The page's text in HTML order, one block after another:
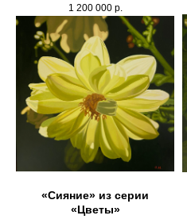
1 200 000 р.
«Сияние» из серии
«Цветы»